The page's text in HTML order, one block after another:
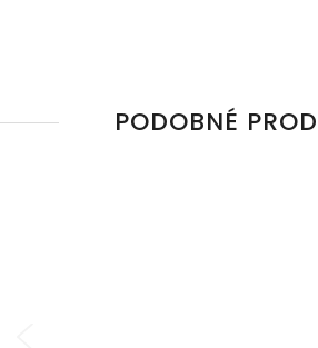
PODOBNÉ